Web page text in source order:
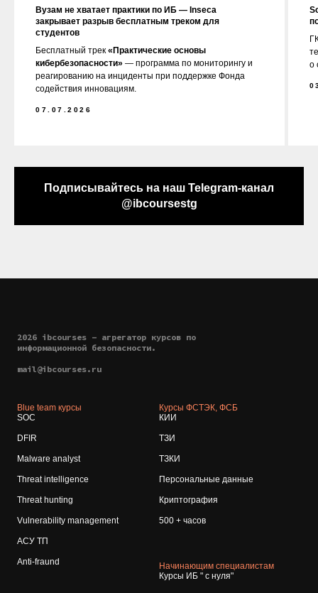
Вузам не хватает практики по ИБ — Inseca
закрывает разрыв бесплатным треком для
студентов
Бесплатный трек «Практические основы
кибербезопасности» — программа по мониторингу и
реагированию на инциденты при поддержке Фонда
содействия инновациям.
07.07.2026
о
Подписывайтесь на наш Telegram-канал
@ibcoursestg
2026 ibcourses - агрегатор курсов по
информационной безопасности.
mail@ibcourses.ru
Blue team курсы
SOC
DFIR
Malware analyst
Threat intelligence
Threat hunting
Vulnerability management
АСУ ТП
Anti-fraund
Курсы ФСТЭК, ФСБ
КИИ
ТЗИ
ТЗКИ
Персональные данные
Криптография
500 + часов
Начинающим специалистам
Курсы ИБ " с нуля"